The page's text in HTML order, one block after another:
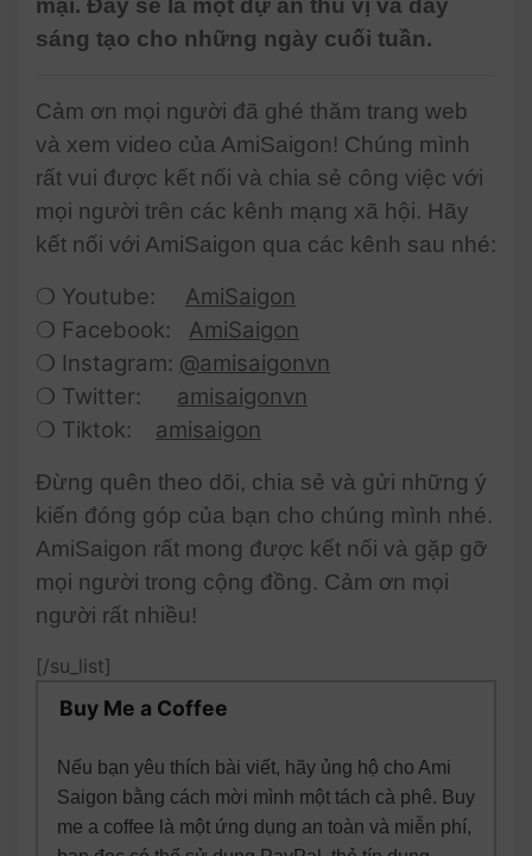
mại. Đây sẽ là một dự án thú vị và đầy
sáng tạo cho những ngày cuối tuần.
Cảm ơn mọi người đã ghé thăm trang web
và xem video của AmiSaigon! Chúng mình
rất vui được kết nối và chia sẻ công việc với
mọi người trên các kênh mạng xã hội. Hãy
kết nối với AmiSaigon qua các kênh sau nhé:
❍ Youtube: AmiSaigon
❍ Facebook: AmiSaigon
❍ Instagram: @amisaigonvn
❍ Twitter: amisaigonvn
❍ Tiktok: amisaigon
Đừng quên theo dõi, chia sẻ và gửi những ý
kiến đóng góp của bạn cho chúng mình nhé.
AmiSaigon rất mong được kết nối và gặp gỡ
mọi người trong cộng đồng. Cảm ơn mọi
người rất nhiều!
[/su_list]
Buy Me a Coffee
Nếu bạn yêu thích bài viết, hãy ủng hộ cho Ami
Saigon bằng cách mời mình một tách cà phê. Buy
me a coffee là một ứng dụng an toàn và miễn phí,